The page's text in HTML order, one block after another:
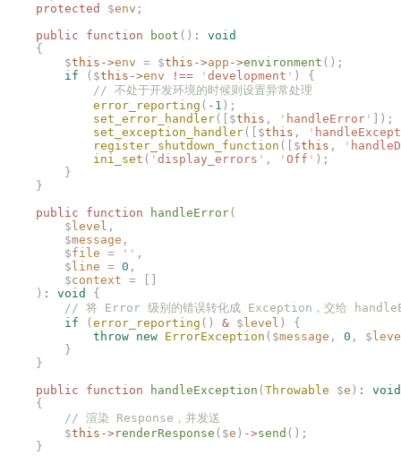
    protected
$env ;
    public
function boot () :
void
    {
        $
this ->env = $this ->app ->environment ();
        if
($this ->env !== ' development ' )
{
            // 不处于开发环境的时候则设置异常处理
            error_reporting
( - 1 );
            set_error_handler
([$this , ' handleError '
]);
            set_exception_handler
([$this , '
            register_shutdown_function
([$this , '
            ini_set
( ' display_errors ' , ' Off ' );
        }
    }
    public
function handleError(
        $
level ,
        $
message ,
        $
file = '' ,
        $
line = 0 ,
        $
context =
    )
: void
{
// 将 Error 级别的错误转化成 Exception，交给
        if
( error_reporting () & $ level )
{
            throw
new ErrorException ($message , 0 , $
        }
    }
    public
function handleException ( Throwable $e ) :
void
    {
        // 渲染 Response，并发送
        $
this ->renderResponse ($e ) ->send ();
    }